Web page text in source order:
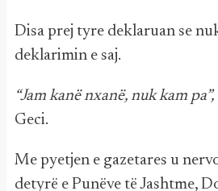
Disa prej tyre deklaruan se
deklarimin e saj.
“Jam kanë nxanë, nuk kam pa”,
Geci.
Me pyetjen e gazetares u
detyrë e Punëve të Jashtme,